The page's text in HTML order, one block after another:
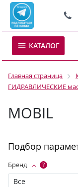
КАТАЛОГ
Главная страница
ГИДРАВЛИЧЕСКИЕ
MOBIL
Подбор
Бренд ?
Все